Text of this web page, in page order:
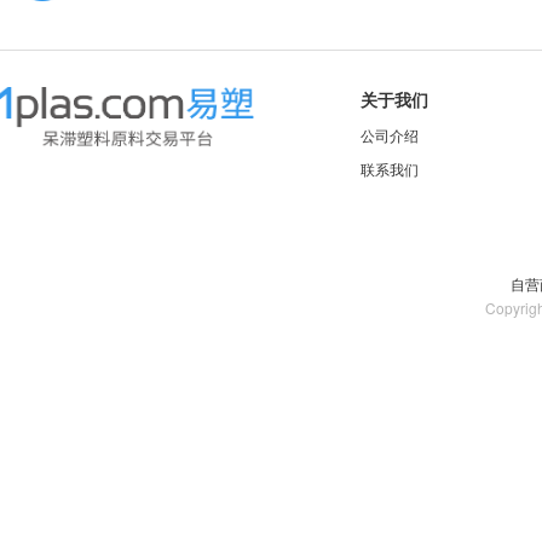
关于我们
公司介绍
联系我们
自